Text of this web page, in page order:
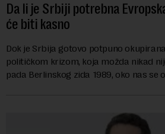
Da li je Srbiji potrebna
će biti kasno
Dok je Srbija gotovo potpuno
političkom krizom, koja možda nikad
pada Berlinskog zida 1989, oko nas se